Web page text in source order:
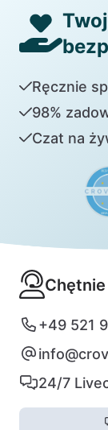
Ręcznie
98%
Czat na
+49 521
24/7